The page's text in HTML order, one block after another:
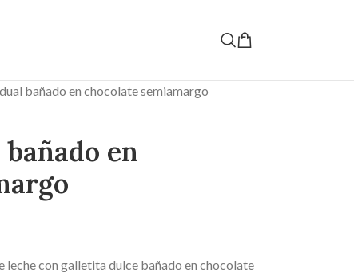
bañado en chocolate semiamargo
en
leche con galletita dulce bañado en chocolate